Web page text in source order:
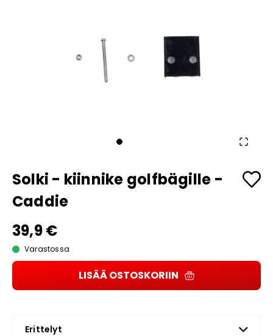
Solki - kiinnike golfbägille -
Caddie
39,9 €
Varastossa
LISÄÄ OSTOSKORIIN
Erittelyt